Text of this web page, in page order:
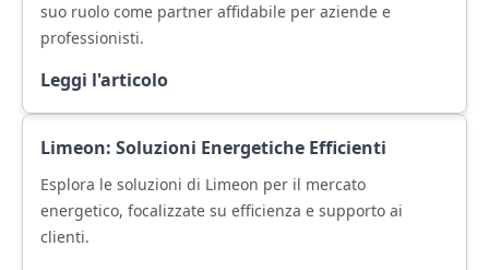
suo ruolo come partner affidabile per aziende e
professionisti.
Leggi l'articolo
Limeon: Soluzioni Energetiche Efficienti
Esplora le soluzioni di Limeon per il mercato
energetico, focalizzate su efficienza e supporto ai
clienti.